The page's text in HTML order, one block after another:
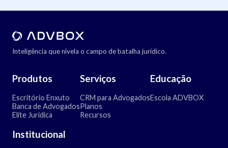
Inteligência que nivela o campo de batalha jurídico.
Produtos
Escritório Enxuto
Banca de Advogados
Elite Jurídica
Serviços
CRM para Advogados
Planos
Recursos
Educação
Escola ADVBOX
Institucional